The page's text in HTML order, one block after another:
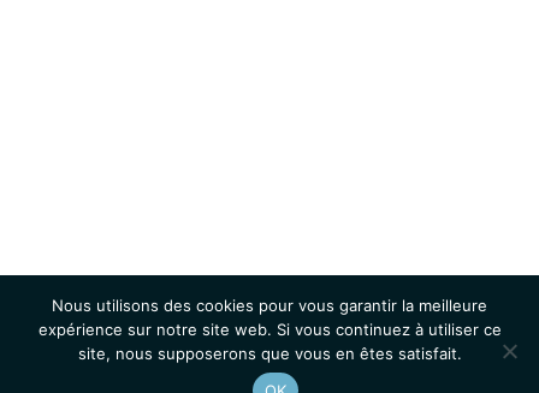
Nous utilisons des cookies pour vous garantir la meilleure
expérience sur notre site web. Si vous continuez à utiliser ce
site, nous supposerons que vous en êtes satisfait.